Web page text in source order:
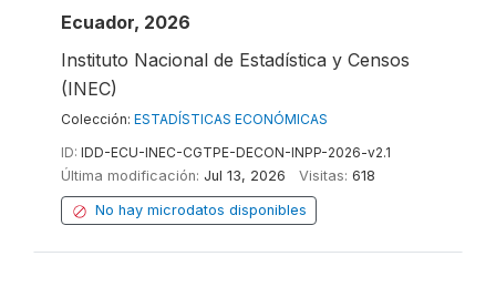
Ecuador, 2026
Instituto Nacional de Estadística y Censos
(INEC)
Colección: ESTADÍSTICAS ECONÓMICAS
ID: IDD-ECU-INEC-CGTPE-DECON-INPP-2026-v2.1
Última modificación: Jul 13, 2026 Visitas: 618
No hay microdatos disponibles